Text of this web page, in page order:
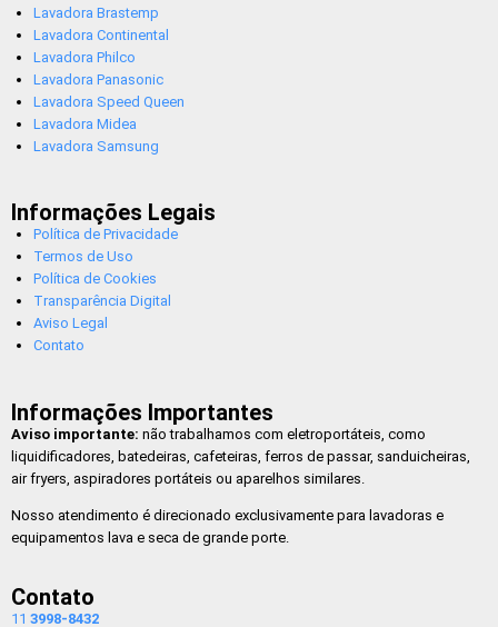
Lavadora Brastemp
Lavadora Continental
Lavadora Philco
Lavadora Panasonic
Lavadora Speed Queen
Lavadora Midea
Lavadora Samsung
Informações Legais
Política de Privacidade
Termos de Uso
Política de Cookies
Transparência Digital
Aviso Legal
Contato
Informações Importantes
Aviso importante: não trabalhamos com eletroportáteis, como
liquidificadores, batedeiras, cafeteiras, ferros de passar, sanduicheiras,
air fryers, aspiradores portáteis ou aparelhos similares.
Nosso atendimento é direcionado exclusivamente para lavadoras e
equipamentos lava e seca de grande porte.
Contato
11 3998-8432